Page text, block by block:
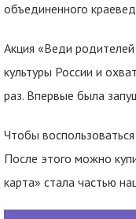
объединенного
Акция «Веди
культуры России и
раз. Впервые была
Чтобы
После этого можно
карта» стала частью